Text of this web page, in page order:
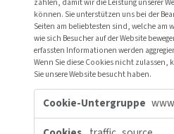
Unbedingt
erforderliche
Cookies